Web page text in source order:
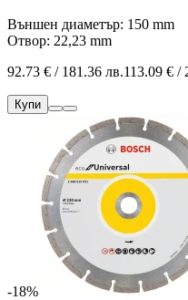
Външен диаметър: 150 mm
Отвор: 22,23 mm
92.73 € / 181.36 лв.113.09 € /
Купи
-18%